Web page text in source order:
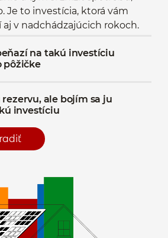
Je to investícia, ktorá vám
aj v nadchádzajúcich rokoch.
na takú investíciu
pôžičke
ale bojím sa ju
investíciu